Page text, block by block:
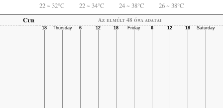
22 ~ 32°C 22 ~ 34°C 24 ~ 38°C 26 ~ 38°C
Cur
Az elmúlt 48 óra adatai